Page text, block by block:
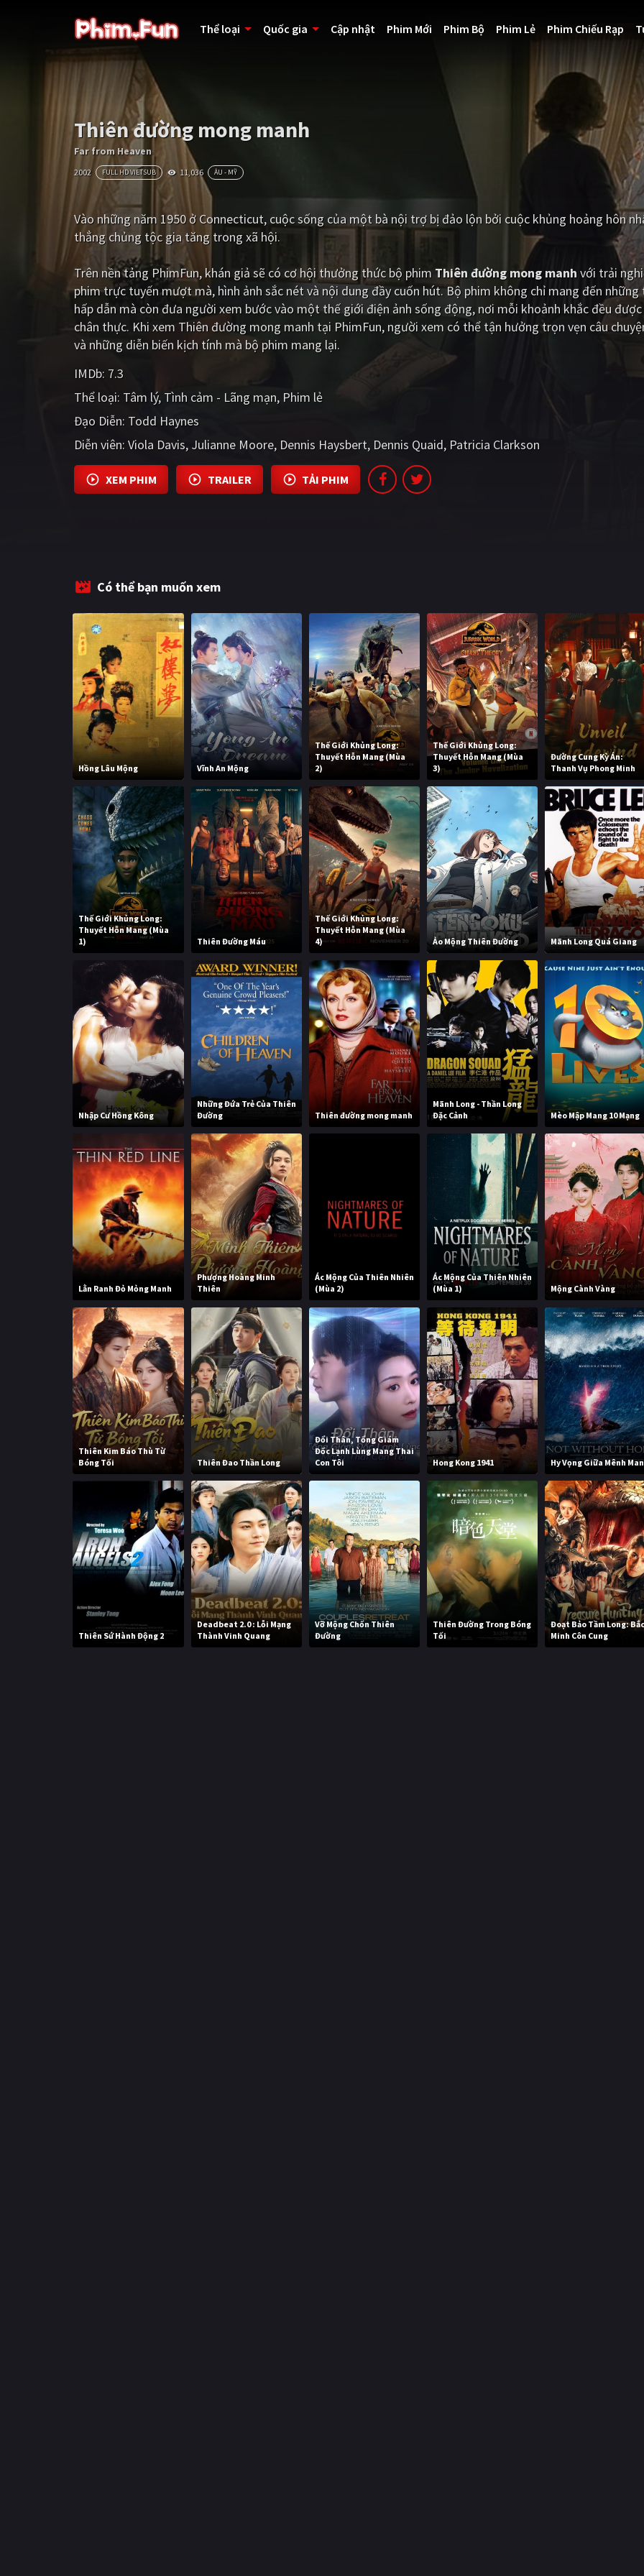
Thể loại Quốc gia Cập nhật Phim Mới Phim Bộ Phim Lẻ Phim Chiếu Rạp
Thiên đường mong manh
Far from Heaven
2002 FULL HD VIETSUB 11,036 ÂU - MỸ
Vào những năm 1950 ở Connecticut, cuộc sống của một bà nội trợ bị đảo lộn bởi cuộc khủng hoảng hôn
thẳng chủng tộc gia tăng trong xã hội.
Trên nền tảng PhimFun, khán giả sẽ có cơ hội thưởng thức bộ phim Thiên đường mong manh với trải
phim trực tuyến mượt mà, hình ảnh sắc nét và nội dung đầy cuốn hút. Bộ phim không chỉ mang đến
hấp dẫn mà còn đưa người xem bước vào một thế giới điện ảnh sống động, nơi mỗi khoảnh khắc đều
chân thực. Khi xem Thiên đường mong manh tại PhimFun, người xem có thể tận hưởng trọn vẹn câu
và những diễn biến kịch tính mà bộ phim mang lại.
IMDb: 7.3
Thể loại: Tâm lý Tình cảm - Lãng mạn Phim lẻ
Đạo Diễn: Todd Haynes
Diễn viên: Viola Davis Julianne Moore Dennis Haysbert Dennis Quaid Patricia Clarkson
XEM PHIM TRAILER TẢI PHIM
Có thể bạn muốn xem
Hồng Lâu Mộng Vĩnh An Mộng
Thế Giới Khủng Long:
Thuyết Hỗn Mang (Mùa
2)
Thế Giới Khủng Long:
Thuyết Hỗn Mang (Mùa
3)
Đường Cung Kỳ Án:
Thanh Vụ Phong Minh
Thế Giới Khủng Long:
Thuyết Hỗn Mang (Mùa
1)
Thiên Đường Máu
Thế Giới Khủng Long:
Thuyết Hỗn Mang (Mùa
4)
Ảo Mộng Thiên Đường Mãnh Long Quá Giang
Nhập Cư Hồng Kông
Những Đứa Trẻ Của Thiên
Đường
Thiên đường mong manh
Mãnh Long - Thần Long
Đặc Cảnh
Mèo Mập Mang 10 Mạng
Lằn Ranh Đỏ Mỏng Manh
Phượng Hoàng Minh
Thiên
Ác Mộng Của Thiên Nhiên
(Mùa 2)
Ác Mộng Của Thiên Nhiên
(Mùa 1)
Mộng Cành Vàng
Thiên Kim Báo Thù Từ
Bóng Tối
Thiên Đao Thần Long
Đổi Thân, Tổng Giám
Đốc Lạnh Lùng Mang Thai
Con Tôi
Hong Kong 1941 Hy Vọng Giữa Mênh
Thiên Sứ Hành Động 2
Deadbeat 2.0 : Lỗi Mạng
Thành Vinh Quang
Vỡ Mộng Chốn Thiên
Đường
Thiên Đường Trong Bóng
Tối
Đoạt Bảo Tầm Long:
Minh Côn Cung